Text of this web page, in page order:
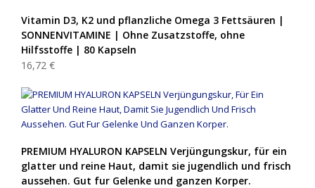
Vitamin D3, K2 und pflanzliche Omega 3 Fettsäuren |
SONNENVITAMINE | Ohne Zusatzstoffe, ohne
Hilfsstoffe | 80 Kapseln
16,72 €
PREMIUM HYALURON KAPSELN Verjüngungskur, für ein
glatter und reine Haut, damit sie jugendlich und frisch
aussehen. Gut fur Gelenke und ganzen Korper.